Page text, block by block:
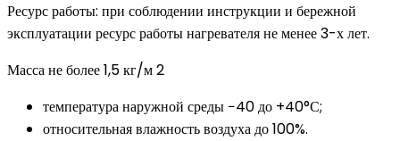
Ресурс работы: при соблюдении инструкции и бережной
эксплуатации ресурс работы нагревателя не менее 3-х лет.
Масса не более 1,5 кг/м 2
температура наружной среды −40 до +40°С;
относительная влажность воздуха до 100%.